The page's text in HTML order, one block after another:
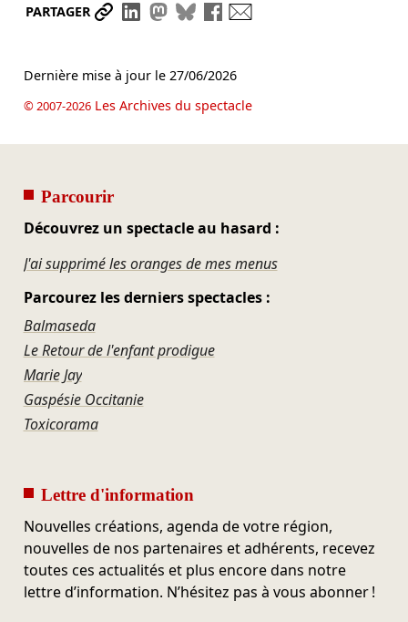
PARTAGER Partager le lien
Partager sur LinkedIn
Partager sur Mastodon
Partager sur Bluesky
Partager sur Facebook
Dernière mise à jour le 27/06/2026
© 2007-2026Les Archives du spectacle
Parcourir
Découvrez un spectacle au hasard :
J'ai supprimé les oranges de mes menus
Parcourez les derniers spectacles :
Balmaseda
Le Retour de l'enfant prodigue
Marie Jay
Gaspésie Occitanie
Toxicorama
Lettre d'information
Nouvelles créations, agenda de votre région,
nouvelles de nos partenaires et adhérents, recevez
toutes ces actualités et plus encore dans notre
lettre d’information. N’hésitez pas à vous abonner !